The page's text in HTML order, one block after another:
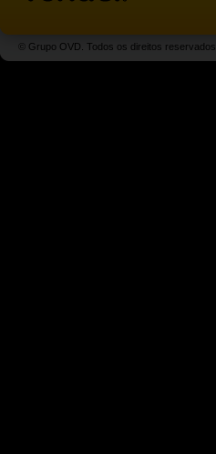
© Grupo OVD. Todos os direitos reservados.